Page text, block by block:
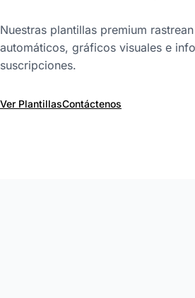
Nuestras plantillas premium
automáticos, gráficos visuales e
suscripciones.
Ver PlantillasContáctenos